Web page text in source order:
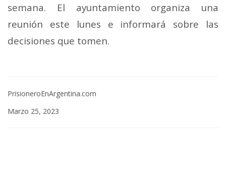
semana. El ayuntamiento organiza una
reunión este lunes e informará sobre las
decisiones que tomen.
PrisioneroEnArgentina.com
Marzo 25, 2023